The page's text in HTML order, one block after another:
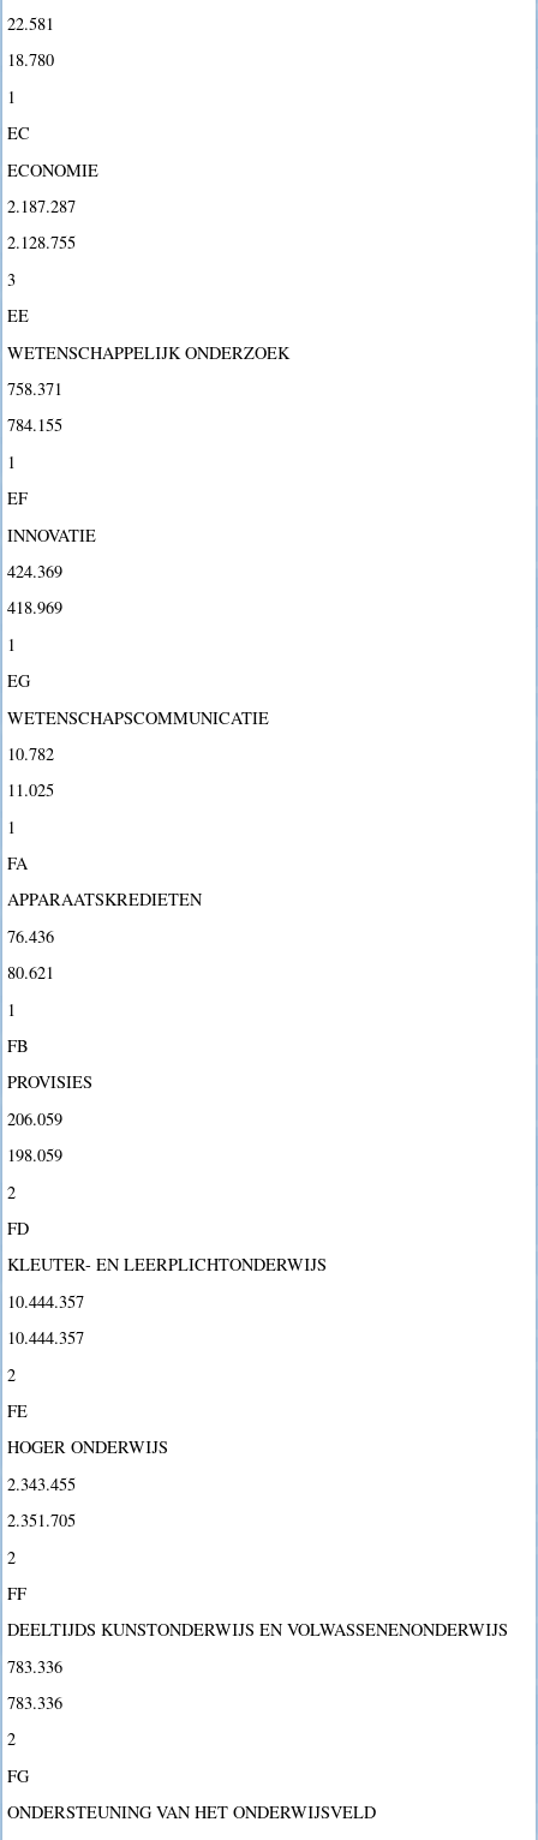
22.581
18.780
1
EC
ECONOMIE
2.187.287
2.128.755
3
EE
WETENSCHAPPELIJK ONDERZOEK
758.371
784.155
1
EF
INNOVATIE
424.369
418.969
1
EG
WETENSCHAPSCOMMUNICATIE
10.782
11.025
1
FA
APPARAATSKREDIETEN
76.436
80.621
1
FB
PROVISIES
206.059
198.059
2
FD
KLEUTER- EN LEERPLICHTONDERWIJS
10.444.357
10.444.357
2
FE
HOGER ONDERWIJS
2.343.455
2.351.705
2
FF
DEELTIJDS KUNSTONDERWIJS EN VOLWASSENENONDERWIJS
783.336
783.336
2
FG
ONDERSTEUNING VAN HET ONDERWIJSVELD